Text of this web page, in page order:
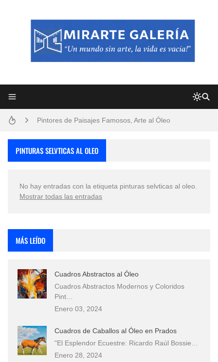
Pintores de Paisajes Famosos, Arte al Óleo
Que significan los cuadros de negras africanas?
El mundo del arte en pintura surrealista
PINTURAS SELVTICAS AL OLEO
No hay entradas con la etiqueta pinturas selvticas al oleo
Mostrar todas las entradas
MÁS LEÍDO
Cuadros Abstractos al Óleo
Cuadros Abstractos Modernos y Coloridos
Pint…
Enero 03, 2024
Cuadros de Caballos al Óleo en Prados
"El Esplendor Ecuestre: Ricardo Raúl Bossie…
Enero 28, 2024